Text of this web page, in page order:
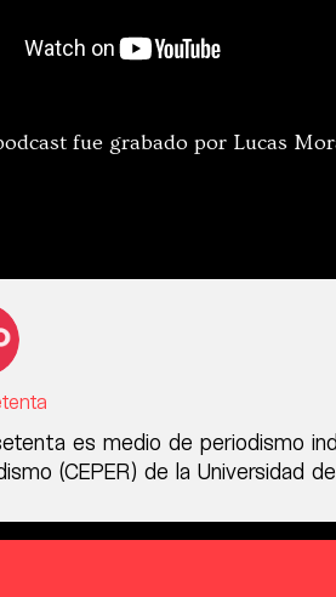
fue grabado por Lucas
es medio de periodismo
(CEPER) de la Universidad